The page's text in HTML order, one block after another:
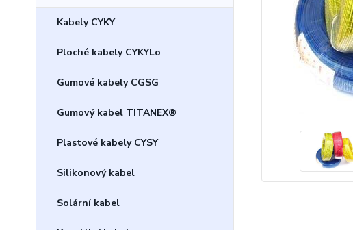
Kabely CYKY
Ploché kabely CYKYLo
Gumové kabely CGSG
Gumový kabel TITANEX®
Plastové kabely CYSY
Silikonový kabel
Solární kabel